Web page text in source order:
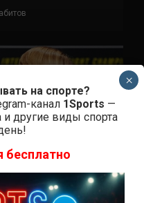
на спорте?
канал 1Sports —
другие виды спорта
бесплатно
×